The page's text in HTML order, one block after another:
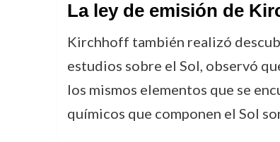
La ley de emisión de
Kirchhoff también realizó
estudios sobre el Sol, observó
los mismos elementos que se
químicos que componen el Sol